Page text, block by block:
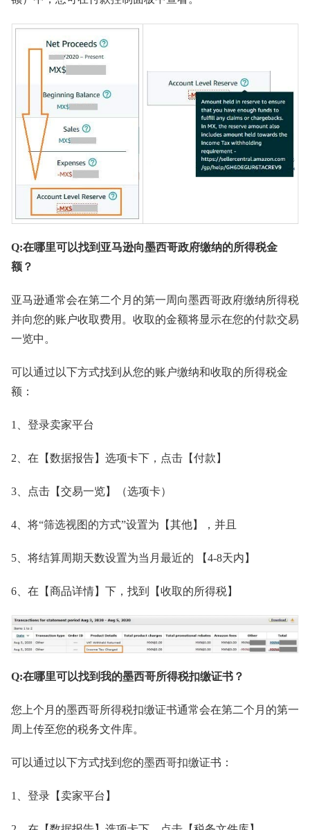
Q:在哪里可以找到亚马逊向墨西哥政府缴纳的所得税金
额？
亚马逊通常会在第二个月的第一周向墨西哥政府缴纳所得税
并向您的账户收取费用。收取的金额将显示在您的付款交易
一览中。
可以通过以下方式找到从您的账户缴纳和收取的所得税金
额：
1、登录卖家平台
2、在【数据报告】选项卡下，点击【付款】
3、点击【交易一览】（选项卡）
4、将“筛选视图的方式”设置为【其他】，并且
5、将结算周期天数设置为当月最近的 【4-8天内】
6、在【商品详情】下，找到【收取的所得税】
Q:在哪里可以找到我的墨西哥所得税扣缴证书？
您上个月的墨西哥所得税扣缴证书通常会在第二个月的第一
周上传至您的税务文件库。
可以通过以下方式找到您的墨西哥扣缴证书：
1、登录【卖家平台】